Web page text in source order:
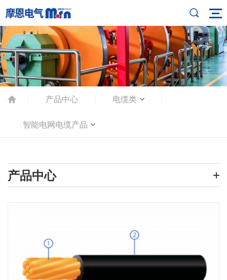
产品中心 电缆类
智能电网电缆产品
产品中心